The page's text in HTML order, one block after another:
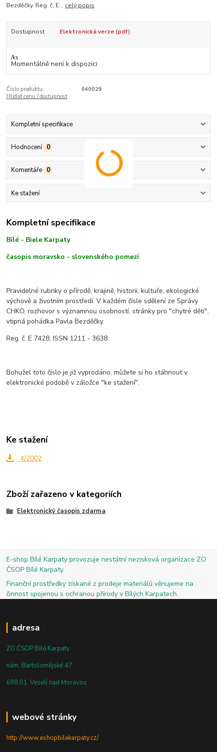
Bezděčky. Reg. č. E... celý popis
Dostupnost Elektronická verze (pdf)
/ks
Momentálně není k dispozici
Číslo produktu:
040029
Hlídat cenu / dostupnost
Kompletní specifikace
Hodnocení 0
Komentáře 0
Ke stažení
Kompletní specifikace
Bílé - Biele Karpaty
časopis moravsko - slovenského pomezí
Pravidelné rubriky o přírodě, krajině, historii, kultuře, ekologické
výchově a životním prostředí. V každém čísle sdělení ze Správy
CHKO, rozhovor s významnou osobností, stránky pro "chytré děti",
vtipná pohádka Pavla Bezděčky.
Reg. č. E 7428, ISSN 1211 - 3638.
Bohužel toto číslo je již vyprodáno, můžete si ho stáhnout v
elektronické podobě v záložce "ke stažení".
Ke stažení
4/2002
Zboží zařazeno v kategoriích
Elektronický časopis zdarma
E-shop Bílé Karpaty provozuje nestátní nezisková organizace ZO
ČSOP Bílé Karpaty.
Finanční prostředky získané z prodeje materiálů věnujeme na
činnost spojenou s ochranou přírody v Bílých Karpatech.
adresa
ZO ČSOP Bílé Karpaty
nám. Bartolomějské 47
698 01 Veselí nad Moravou
webové stránky
http://www.eshopbilekarpaty.cz/